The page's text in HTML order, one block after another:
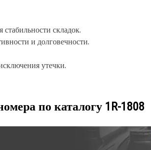
складок.
и долговечности.
утечки.
по каталогу 1R-1808